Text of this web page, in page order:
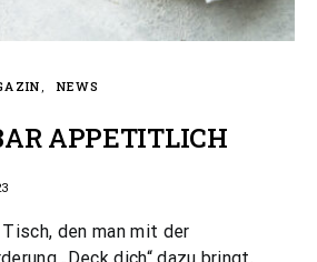
NEWS
APPETITLICH
den man mit der